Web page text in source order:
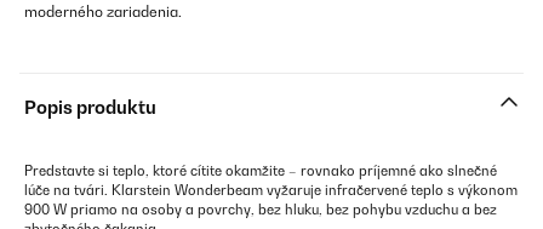
moderného zariadenia.
Popis produktu
Predstavte si teplo, ktoré cítite okamžite – rovnako príjemné ako slnečné
lúče na tvári. Klarstein Wonderbeam vyžaruje infračervené teplo s výkonom
900 W priamo na osoby a povrchy, bez hluku, bez pohybu vzduchu a bez